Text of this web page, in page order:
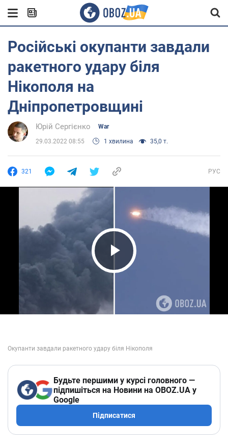
Російські окупанти завдали
ракетного удару біля
Нікополя на
Дніпропетровщині
Юрій Сергієнко War
29.03.2022 08:55 1 хвилина 35,0 т.
321 РУС
Play Video
Будьте першими у курсі головного —
підпишіться на Новини на OBOZ.UA у
Google
Підписатися